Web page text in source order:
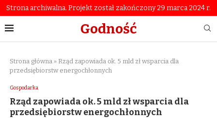
Strona archiwalna. Projekt został zakończony 29 marca 2024 r.
Godność
Strona główna » Rząd zapowiada ok. 5 mld zł wsparcia dla
przedsiębiorstw energochłonnych
Gospodarka
Rząd zapowiada ok. 5 mld zł wsparcia dla
przedsiębiorstw energochłonnych